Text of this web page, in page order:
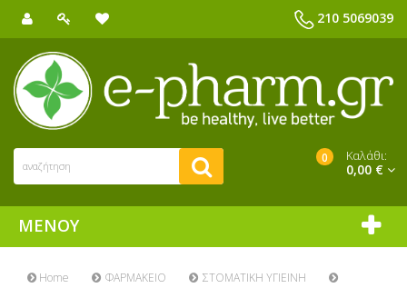
210 5069039
0 Καλάθι:
0,00 €
ΜΕΝΟΎ
Home ΦΑΡΜΑΚΕΙΟ
ΣΤΟΜΑΤΙΚΗ ΥΓΙΕΙΝΗ